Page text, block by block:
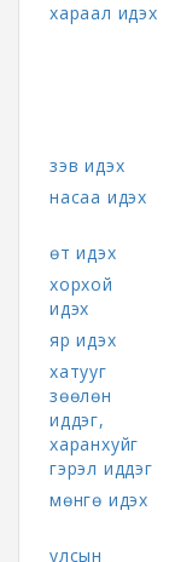
хараал идэх
зэв идэх
насаа идэх
өт идэх
хорхой
идэх
яр идэх
хатууг
зөөлөн
иддэг,
харанхуйг
гэрэл иддэг
мөнгө идэх
улсын